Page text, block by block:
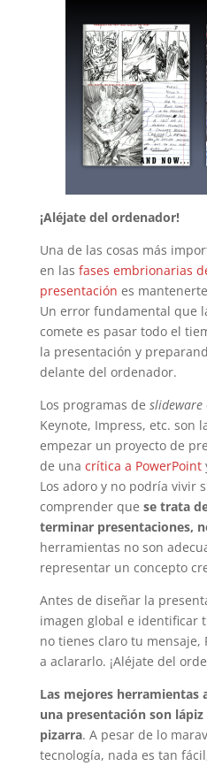
¡Aléjate del ordenador!
Una de las cosas más
en las fases embrionarias
presentación es
Un error fundamental que
comete es pasar todo el
la presentación y
delante del ordenador.
Los programas de slideware
Keynote, Impress, etc. son
empezar un proyecto de
de una crítica a PowerPoint
Los adoro y no podría vivir
comprender que se trata
terminar presentaciones,
herramientas no son
representar un concepto
Antes de diseñar la
imagen global e identificar
no tienes claro tu mensaje,
a aclararlo. ¡Aléjate del
Las mejores herramientas
una presentación son
pizarra. A pesar de lo
tecnología, nada es tan